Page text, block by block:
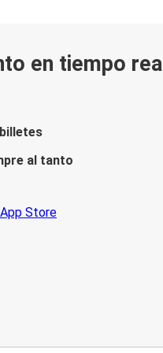
en tiempo real
al tanto